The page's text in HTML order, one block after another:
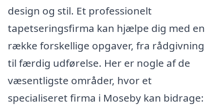
design og stil. Et professionelt
tapetseringsfirma kan hjælpe dig med en
række forskellige opgaver, fra rådgivning
til færdig udførelse. Her er nogle af de
væsentligste områder, hvor et
specialiseret firma i Moseby kan bidrage: